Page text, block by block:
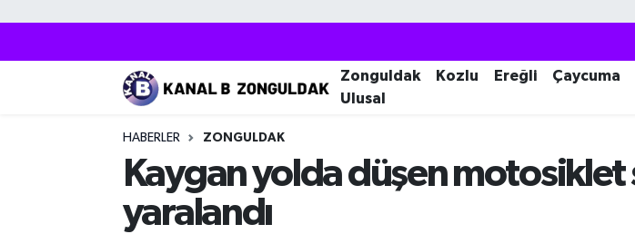
Zonguldak Kozlu Ereğli Çaycuma
Ulusal
HABERLER ZONGULDAK
Kaygan yolda düşen motosiklet
yaralandı
Zonguldak Nöbetçi Eczaneler
Zonguldak Trafik Yoğunluk Haritası
Puan Durumu ve Fikstür